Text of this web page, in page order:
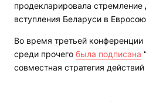
продекларировала стремление
вступления Беларуси в
Во время третьей
среди прочего была подписана
совместная стратегия